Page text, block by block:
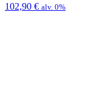
102,90 € alv. 0%